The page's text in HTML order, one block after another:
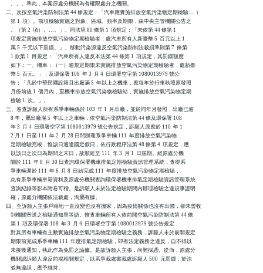
    。」。準此，本案原處分機關為有權限處分之機關。
二、次按空氣污染防制法第 44 條規定：「汽車應實施排放空氣污染物定期檢驗…（
    第 1  項）。前項檢驗實施之對象、區域、頻率及期限，由中央主管機關公告之
    。（第 2  項）。…。」、同法第 80 條第 1  項規定：「未依第 44 條第 1
    項規定實施排放空氣污染物定期檢驗者，處汽車所有人新臺幣 5  百元以上 1
    萬 5  千元以下罰鍰。」、移動污染源違反空氣污染防制法裁罰準則第 7  條第
    1 款第 1  目規定：「汽車所有人違反本法第 44 條第 1  項規定，其罰鍰額度
    如下：一、機車：（一）逾規定期限未實施排放空氣污染物定期檢驗者，處新臺
    幣 5  百元。」，及環保署 108  年 3  月 4  日環署空字第 1080013979 號公
    告：「凡於中華民國設籍且出廠滿 5  年以上之機車，應每年於行車執照原發照
    月份前後 1  個月內，至機車排放空氣污染物檢驗站，實施排放空氣污染物定期
    檢驗 1  次。」。
三、卷查訴願人所有系爭車輛係於 103  年 1  月出廠，並於同年月發照，出廠已逾
    8 年，屬出廠滿 5  年以上之車輛，依空氣污染防制法第 44 條及環保署 108
    年 3  月 4  日環署空字第 1080013979 號公告規定，訴願人原應於 110  年 1
    2 月 1  日至 111  年 2  月 28 日間辦理系爭車輛 111  年度排放空氣污染物
    定期檢驗完竣，惟該日適逢國定假日，依行政程序法第 48 條第 4  項規定，應
    以該日之次日為期間之末日，故順延至 111  年 3  月 1  日屆期。經原處分機
    關於 111  年 8  月 30 日查詢環保署機車排氣定期檢驗資訊管理系統，查得系
    爭車輛遲於 111  年 6  月 8  日始完成 111  年度排放空氣污染物定期檢驗，
    此有系爭車輛車籍資料及原處分機關查詢環保署機車排氣定期檢驗資訊管理系統
    查詢紀錄等影本附卷可稽。是訴願人未於法定檢驗期間內辦理檢驗之違規事證明
    確，原處分機關依法裁處，洵屬有據。
四、至訴願人主張戶籍地一直沒變也沒有搬家，因為疫情關係也沒有出國，卻未曾收
    到機關寄送之檢驗通知單等語。惟查車輛所有人依前開空氣污染防制法第 44 條
    第 1  項及環保署 108  年 3  月 4  日環署空字第 1080013979 號公告規定，
    對其所有車輛有主動實施排放空氣污染物定期檢驗之義務，訴願人未於前開規定
    期限前完成系爭車輛 111  年度排氣定期檢驗，即有法定義務之違反，自不得以
    未接獲通知，執此作為免罰之論據。是故訴願人主張，尚難採憑。從而，原處分
    機關認訴願人違反前揭相關規定，以系爭裁處書裁處訴願人 500  元罰鍰，於法
    並無違誤，應予維持。